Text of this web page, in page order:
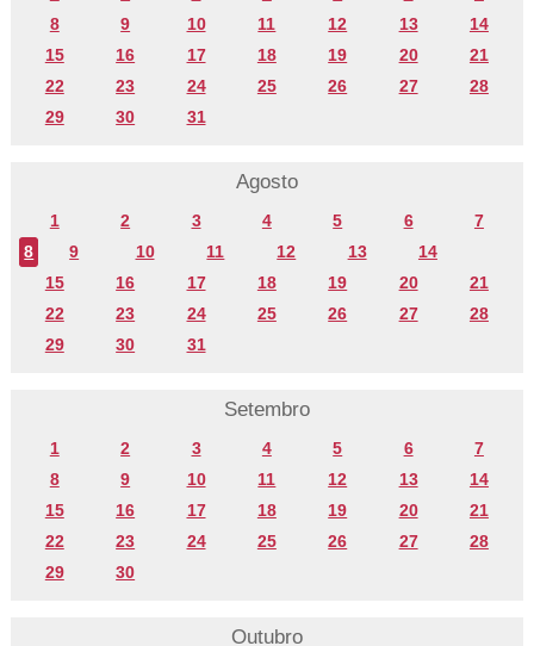
8
9 10 11 12 13
14
15
16 17 18 19 20
21
22
23 24 25 26 27
28
29
30 31
Agosto
1 2 3 4 5 6
7
8
9 10 11 12 13
14
15
16 17 18 19 20
21
22
23 24 25 26 27
28
29
30 31
Setembro
1 2 3 4 5 6
7
8
9 10 11 12 13
14
15
16 17 18 19 20
21
22
23 24 25 26 27
28
29
30
Outubro